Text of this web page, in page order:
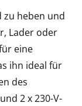
heben und
Lader oder
eine
ihn ideal für
des
2 x 230-V-